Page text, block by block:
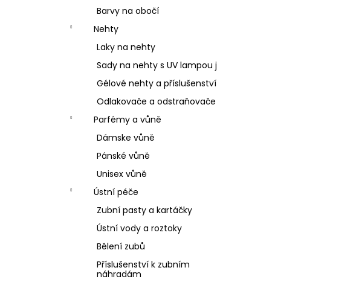
Barvy na obočí
Nehty
Laky na nehty
Sady na nehty s UV lampou j
Gélové nehty a příslušenství
Odlakovače a odstraňovače
Parfémy a vůně
Dámske vůně
Pánské vůně
Unisex vůně
Ústní péče
Zubní pasty a kartáčky
Ústní vody a roztoky
Bělení zubů
Příslušenství k zubním
náhradám